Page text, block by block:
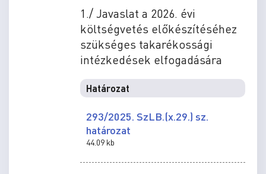
1./ Javaslat a 2026. évi
költségvetés előkészítéséhez
szükséges takarékossági
intézkedések elfogadására
Határozat
293/2025. SzLB.(x.29.) sz.
határozat
44.09 kb